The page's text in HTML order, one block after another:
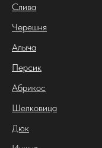
Слива
Черешня
Алыча
Персик
Абрикос
Шелковица
Дюк